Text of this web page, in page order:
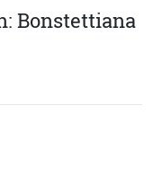
Bonstettiana